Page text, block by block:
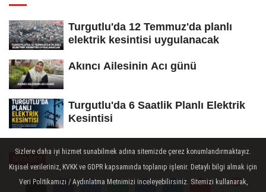
Turgutlu'da 12 Temmuz'da planlı
elektrik kesintisi uygulanacak
Akıncı Ailesinin Acı günü
Turgutlu'da 6 Saatlik Planlı Elektrik
Kesintisi
Yayınlanma: 27 Ocak 2026 - 11:06
Sizlere daha iyi hizmet sunabilmek adına sitemizde çerez konumlandırmaktayız.
Kişisel verileriniz, KVKK ve GDPR kapsamında toplanıp işlenir. Detaylı bilgi almak için
Veri Politikamızı / Aydınlatma Metnimizi inceleyebilirsiniz. Sitemizi kullanarak,